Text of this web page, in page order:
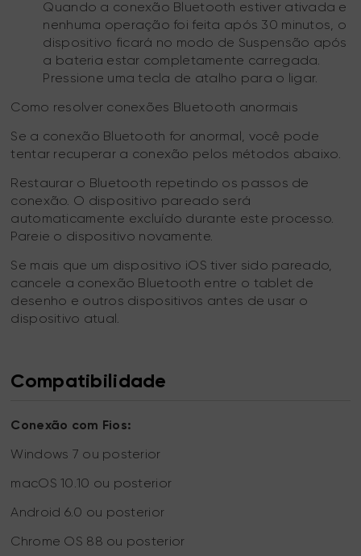
Quando a conexão Bluetooth estiver ativada e
nenhuma operação foi feita após 30 minutos, o
dispositivo ficará no modo de Suspensão após
a bateria estar completamente carregada.
Pressione uma tecla de atalho para o ligar.
Como resolver conexões Bluetooth anormais
Se a conexão Bluetooth for anormal, você pode
tentar recuperar a conexão pelos métodos abaixo.
Restaurar o Bluetooth repetindo os passos de
conexão. O dispositivo pareado será
automaticamente excluído durante este processo.
Pareie o dispositivo novamente.
Se mais que um dispositivo iOS tiver sido pareado,
cancele a conexão Bluetooth entre o tablet de
desenho e outros dispositivos antes de usar o
dispositivo atual.
Compatibilidade
Conexão com Fios:
Windows 7 ou posterior
macOS 10.10 ou posterior
Android 6.0 ou posterior
Chrome OS 88 ou posterior